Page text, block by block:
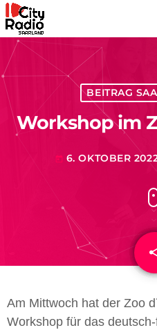
BEITRAG
Workshop im
today 6. OKTOBER
Am Mittwoch hat der Zoo
Workshop für das